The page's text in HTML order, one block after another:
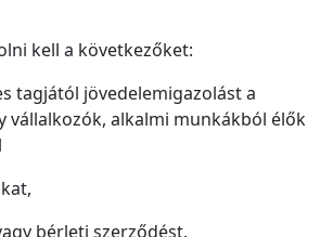
kell a következőket:
tagjától jövedelemigazolást a
vállalkozók, alkalmi munkákból élők
bérleti szerződést.